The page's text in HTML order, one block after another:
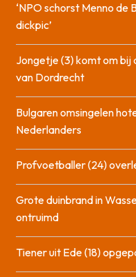
‘NPO schorst Menno de
dickpic’
Jongetje (3) komt om bij
van Dordrecht
Bulgaren omsingelen
Nederlanders
Profvoetballer (24)
Grote duinbrand in
ontruimd
Tiener uit Ede (18)